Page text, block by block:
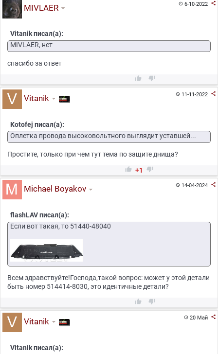
6-10-2022 
MIVLAER
Vitanik писал(а):
MIVLAER, нет
спасибо за ответ
 
11-11-2022 
Vitanik
Kotofej писал(а):
Оплетка провода высоковольтного выглядит уставшей...
Простите, только при чем тут тема по защите днища?
 +1 
14-04-2024 
Michael Boyakov
flashLAV писал(а):
Если вот такая, то 51440-48040
Всем здравствуйте!Господа,такой вопрос: может у этой детали
быть номер 514414-8030, это идентичные детали?
 
20 Май 
Vitanik
Vitanik писал(а):